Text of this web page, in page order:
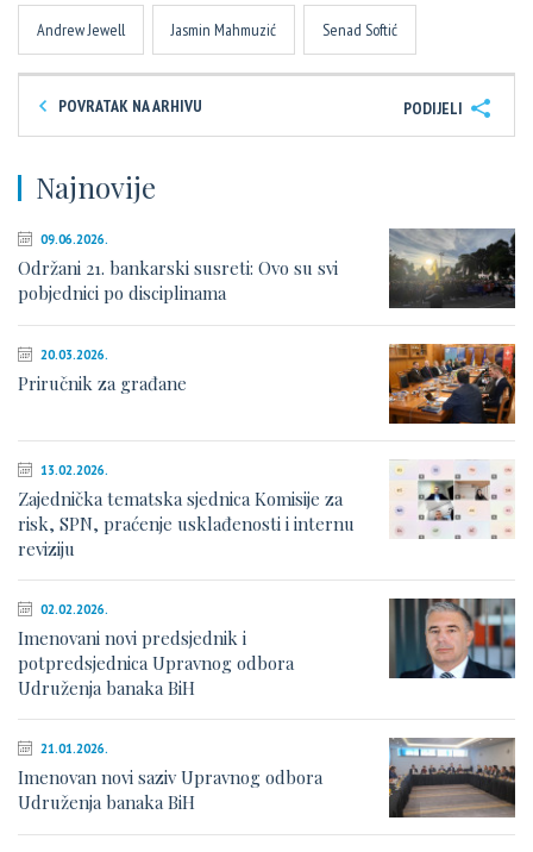
Andrew Jewell Jasmin Mahmuzić Senad Softić
POVRATAK NA ARHIVU PODIJELI
Najnovije
09.06.2026.
Održani 21. bankarski susreti: Ovo su svi
pobjednici po disciplinama
20.03.2026.
Priručnik za građane
13.02.2026.
Zajednička tematska sjednica Komisije za
risk, SPN, praćenje usklađenosti i internu
reviziju
02.02.2026.
Imenovani novi predsjednik i
potpredsjednica Upravnog odbora
Udruženja banaka BiH
21.01.2026.
Imenovan novi saziv Upravnog odbora
Udruženja banaka BiH